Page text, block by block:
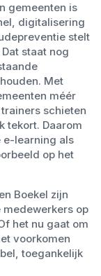
gemeenten is
digitalisering
stelt
staat nog
Met
méér
schieten
tekort. Daarom
e-learning als
op het
Boekel zijn
op
het nu gaat om
voorkomen
toegankelijk